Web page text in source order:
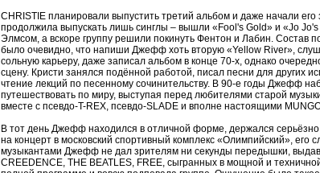
CHRISTIE планировали выпустить третий альбом и даже начали
продолжила выпускать лишь синглы – вышли «Fool's Gold» и «Jo
Элмсом, а вскоре группу решили покинуть Фентон и Лабин. Состав
было очевидно, что напиши Джефф хоть вторую «Yellow River»,
сольную карьеру, даже записал альбом в конце 70-х, однако
сцену. Кристи занялся подённой работой, писал песни для других
чтение лекций по песенному сочинительству. В 90-е годы Джефф
путешествовать по миру, выступая перед любителями старой
вместе с псевдо-T-REX, псевдо-SLADE и вполне настоящими
В тот день Джефф находился в отличной форме, держался
на концерт в московский спортивный комплекс «Олимпийский»,
музыкантами Джефф не дал зрителям ни секунды передышки,
CREEDENCE, THE BEATLES, FREE, сыгранных в мощной и